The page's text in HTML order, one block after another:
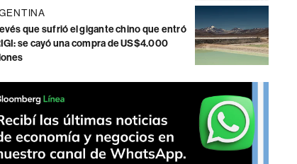
que sufrió el gigante chino que entró
se cayó una compra de US$4.000